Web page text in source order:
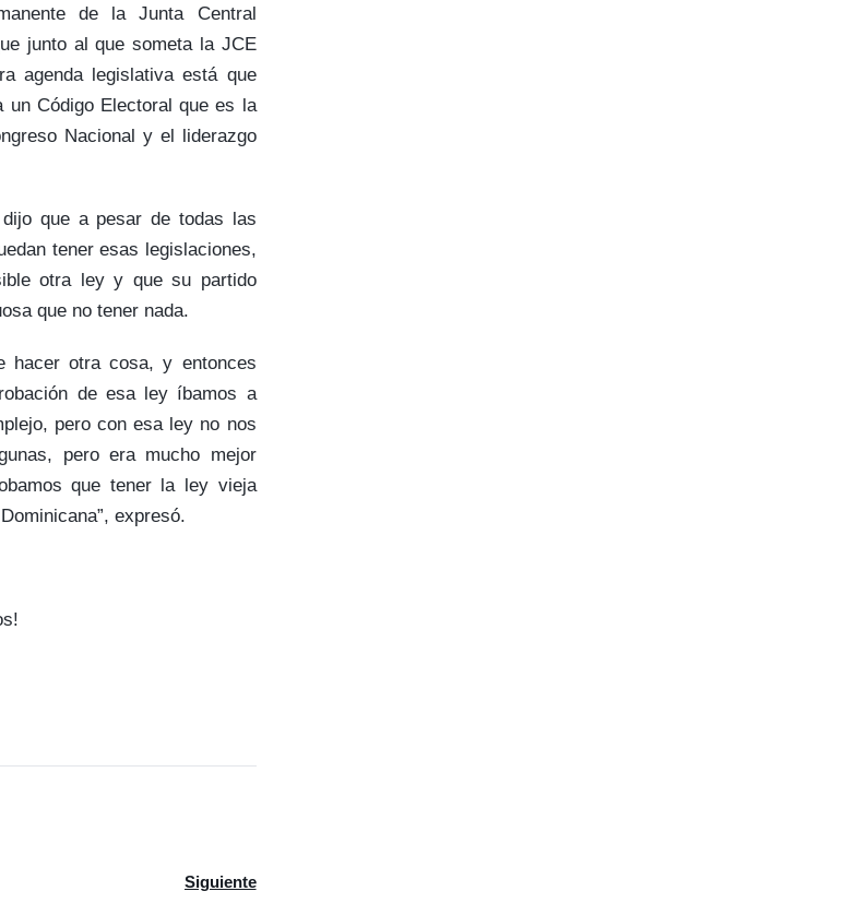
de la Junta Central
junto al que someta la JCE
agenda legislativa está que
un Código Electoral que es la
Nacional y el liderazgo
que a pesar de todas las
tener esas legislaciones,
otra ley y que su partido
que no tener nada.
hacer otra cosa, y entonces
de esa ley íbamos a
pero con esa ley no nos
pero era mucho mejor
que tener la ley vieja
expresó.
pero Leonel personalmente no iráArtículo siguiente: Gobierno confirma participación de todos los partidos políticos en
Siguiente